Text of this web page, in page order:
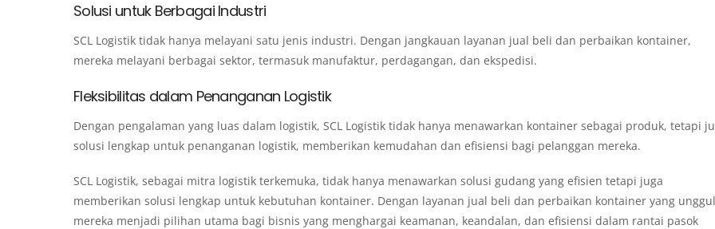
Solusi untuk Berbagai Industri
SCL Logistik tidak hanya melayani satu jenis industri. Dengan jangkauan layanan jual beli dan perbaikan kontainer,
mereka melayani berbagai sektor, termasuk manufaktur, perdagangan, dan ekspedisi.
Fleksibilitas dalam Penanganan Logistik
Dengan pengalaman yang luas dalam logistik, SCL Logistik tidak hanya menawarkan kontainer sebagai produk, tetapi
solusi lengkap untuk penanganan logistik, memberikan kemudahan dan efisiensi bagi pelanggan mereka.
SCL Logistik, sebagai mitra logistik terkemuka, tidak hanya menawarkan solusi gudang yang efisien tetapi juga
memberikan solusi lengkap untuk kebutuhan kontainer. Dengan layanan jual beli dan perbaikan kontainer yang
mereka menjadi pilihan utama bagi bisnis yang menghargai keamanan, keandalan, dan efisiensi dalam rantai pasok